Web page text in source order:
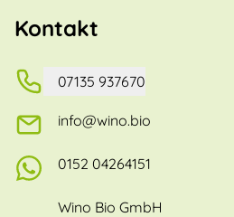
Kontakt
07135 937670
info@wino.bio
0152 04264151
Wino Bio GmbH